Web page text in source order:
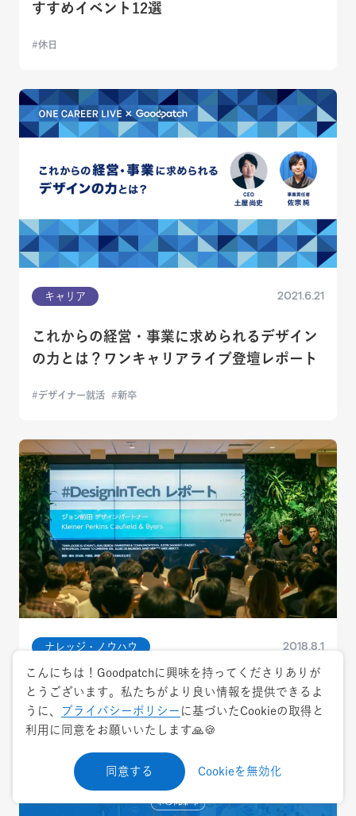
すすめイベント12選
休日
キャリア 2021.6.21
これからの経営・事業に求められるデザイン
の力とは？ワンキャリアライブ登壇レポート
デザイナー就活 新卒
ナレッジ・ノウハウ 2018.8.1
「Design in Tech Report 2018 を読み解く」
#02 THE GUILD勉強会 書き起こしレポート
（中編）
こんにちは！Goodpatchに興味を持ってくださりありが
とうございます。私たちがより良い情報を提供できるよ
うに、
プライバシーポリシー に基づいたCookieの取得と
利用に同意をお願いいたします🙏🍪
同意する Cookieを無効化